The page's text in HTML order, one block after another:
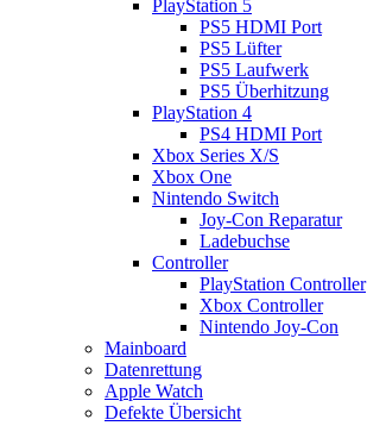
PlayStation 5
PS5 HDMI Port
PS5 Lüfter
PS5 Laufwerk
PS5 Überhitzung
PlayStation 4
PS4 HDMI Port
Xbox Series X/S
Xbox One
Nintendo Switch
Joy-Con Reparatur
Ladebuchse
Controller
PlayStation Controller
Xbox Controller
Nintendo Joy-Con
Mainboard
Datenrettung
Apple Watch
Defekte Übersicht